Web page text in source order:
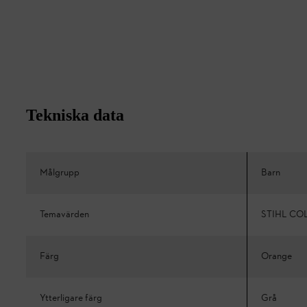
Tekniska data
Målgrupp Barn
Temavärden STIHL
Färg Orange
Ytterligare färg Grå